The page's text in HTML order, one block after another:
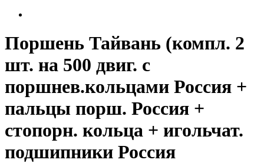
Поршень Тайвань (компл. 2
шт. на 500 двиг. c
поршнев.кольцами Россия +
пальцы порш. Россия +
стопорн. кольца + игольчат.
подшипники Россия